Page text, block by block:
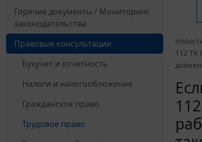
Горячие документы / Мониторинг
законодательства
Правовые консультации
Бухучет и отчетность
Налоги и налогообложение
Гражданское право
Трудовое право
112 ТК
должен